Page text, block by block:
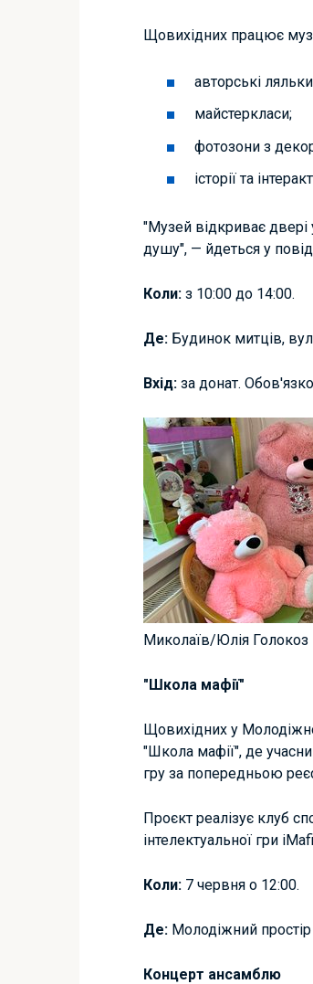
Щовихідних працює
авторські
майстеркласи;
фотозони з
історії та
"Музей відкриває
душу", — йдеться у
Коли: з 10:00 до 14:00.
Де: Будинок митців,
Вхід: за донат.
Миколаїв/Юлія Голокоз
"Школа мафії"
Щовихідних у
"Школа мафії", де
гру за попередньою
Проєкт реалізує клуб
інтелектуальної гри
Коли: 7 червня о 12:00.
Де: Молодіжний
Концерт ансамблю